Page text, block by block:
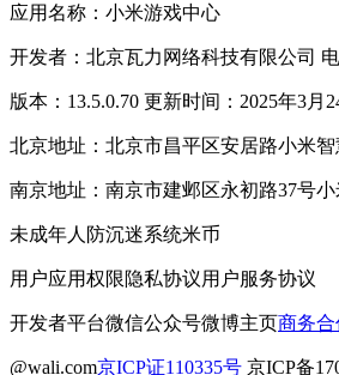
应用名称：小米游戏中心
开发者：北京瓦力网络科技有限公司 电
版本：13.5.0.70 更新时间：2025年3月
北京地址：北京市昌平区安居路小米智
南京地址：南京市建邺区永初路37号
未成年人防沉迷系统米币
用户应用权限隐私协议用户服务协议
开发者平台微信公众号微博主页商务合
@wali.com京ICP证110335号 京ICP备